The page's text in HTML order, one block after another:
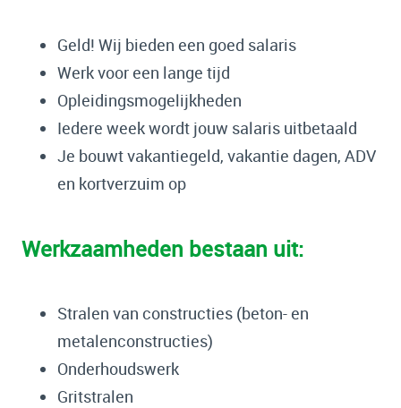
Geld! Wij bieden een goed salaris
Werk voor een lange tijd
Opleidingsmogelijkheden
Iedere week wordt jouw salaris uitbetaald
Je bouwt vakantiegeld, vakantie dagen, ADV
en kortverzuim op
Werkzaamheden bestaan uit:
Stralen van constructies (beton- en
metalenconstructies)
Onderhoudswerk
Gritstralen